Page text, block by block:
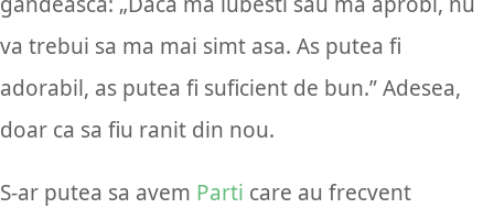
va trebui sa ma mai simt asa. As putea fi
adorabil, as putea fi suficient de bun.” Adesea,
doar ca sa fiu ranit din nou.
S-ar putea sa avem Parti care au frecvent